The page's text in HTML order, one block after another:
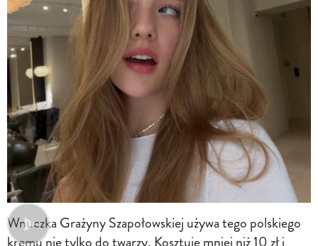
Wnuczka Grażyny Szapołowskiej używa tego polskiego